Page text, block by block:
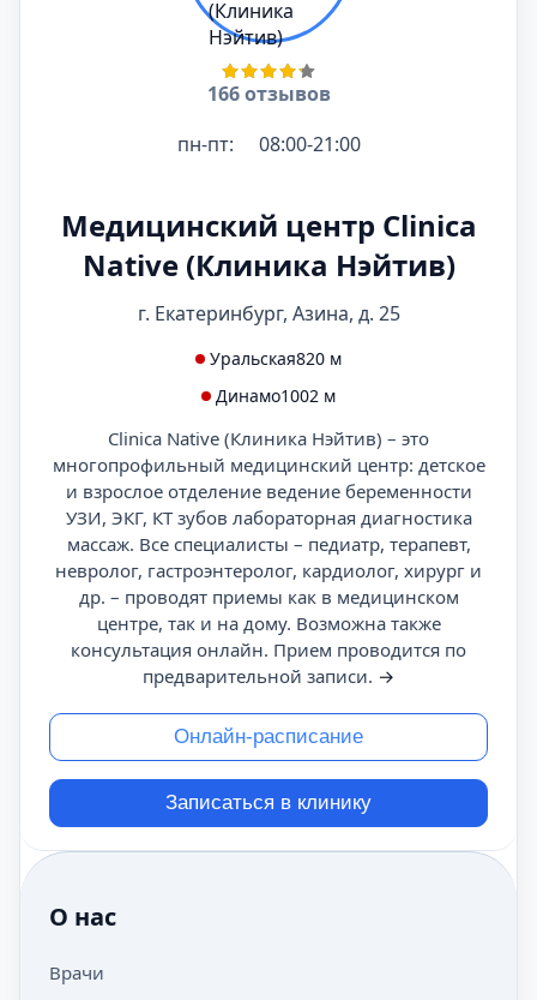
166 отзывов
пн-пт:
08:00-21:00
Медицинский центр Clinica
Native (Клиника Нэйтив)
г. Екатеринбург, Азина, д. 25
Уральская820 м
Динамо1002 м
Clinica Native (Клиника Нэйтив) – это
многопрофильный медицинский центр: детское
и взрослое отделение ведение беременности
УЗИ, ЭКГ, КТ зубов лабораторная диагностика
массаж. Все специалисты – педиатр, терапевт,
невролог, гастроэнтеролог, кардиолог, хирург и
др. – проводят приемы как в медицинском
центре, так и на дому. Возможна также
консультация онлайн. Прием проводится по
предварительной записи. →
Онлайн-расписание
Записаться в клинику
О нас
Врачи